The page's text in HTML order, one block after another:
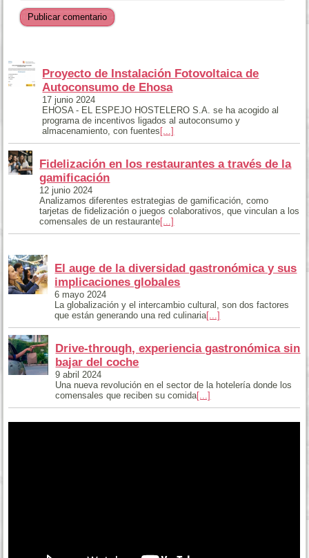
Proyecto de Instalación Fotovoltaica de
Autoconsumo de Ehosa
17 junio 2024
EHOSA - EL ESPEJO HOSTELERO S.A. se ha acogido al
programa de incentivos ligados al autoconsumo y
almacenamiento, con fuentes [...]
Fidelización en los restaurantes a través de la
gamificación
12 junio 2024
Analizamos diferentes estrategias de gamificación, como
tarjetas de fidelización o juegos colaborativos, que vinculan a los
comensales de un restaurante[...]
El auge de la diversidad gastronómica y sus
implicaciones globales
6 mayo 2024
La globalización y el intercambio cultural, son dos factores
que están generando una red culinaria[...]
Drive-through, experiencia gastronómica sin
bajar del coche
9 abril 2024
Una nueva revolución en el sector de la hotelería donde los
comensales que reciben su comida[...]